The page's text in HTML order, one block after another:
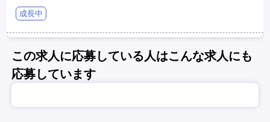
成長中
この求人に応募している人はこんな求人にも
応募しています